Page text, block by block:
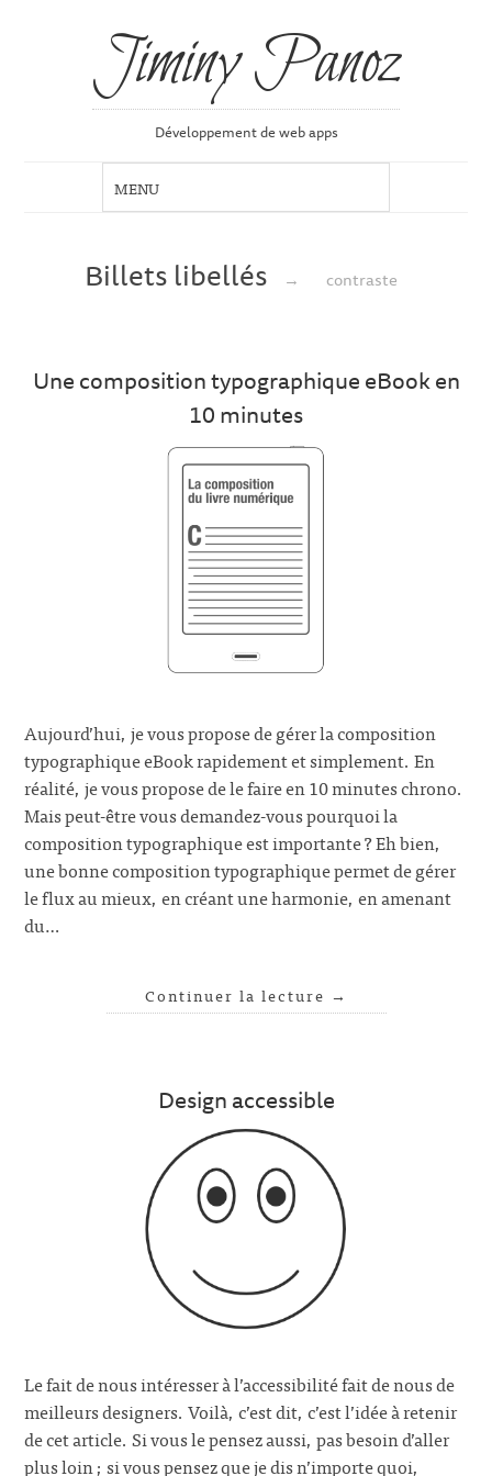
Jiminy Panoz
Développement de web apps
Billets libellés → contraste
Une composition typographique eBook en
10 minutes
Aujourd’hui, je vous propose de gérer la composition
typographique eBook rapidement et simplement. En
réalité, je vous propose de le faire en 10 minutes chrono.
Mais peut-être vous demandez-vous pourquoi la
composition typographique est importante ? Eh bien,
une bonne composition typographique permet de gérer
le flux au mieux, en créant une harmonie, en amenant
du…
Continuer la lecture →
Design accessible
Le fait de nous intéresser à l’accessibilité fait de nous de
meilleurs designers. Voilà, c’est dit, c’est l’idée à retenir
de cet article. Si vous le pensez aussi, pas besoin d’aller
plus loin ; si vous pensez que je dis n’importe quoi,